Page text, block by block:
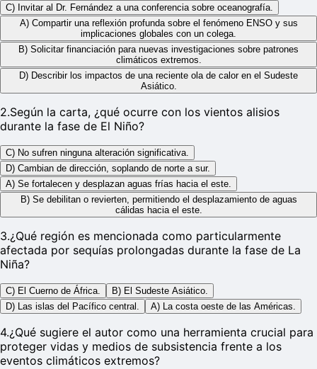
C) Invitar al Dr. Fernández a una conferencia sobre oceanografía.
A) Compartir una reflexión profunda sobre el fenómeno ENSO y sus
implicaciones globales con un colega.
B) Solicitar financiación para nuevas investigaciones sobre patrones
climáticos extremos.
D) Describir los impactos de una reciente ola de calor en el Sudeste
Asiático.
2.Según la carta, ¿qué ocurre con los vientos alisios
durante la fase de El Niño?
C) No sufren ninguna alteración significativa.
D) Cambian de dirección, soplando de norte a sur.
A) Se fortalecen y desplazan aguas frías hacia el este.
B) Se debilitan o revierten, permitiendo el desplazamiento de aguas
cálidas hacia el este.
3.¿Qué región es mencionada como particularmente
afectada por sequías prolongadas durante la fase de La
Niña?
C) El Cuerno de África.
B) El Sudeste Asiático.
D) Las islas del Pacífico central.
A) La costa oeste de las Américas.
4.¿Qué sugiere el autor como una herramienta crucial para
proteger vidas y medios de subsistencia frente a los
eventos climáticos extremos?